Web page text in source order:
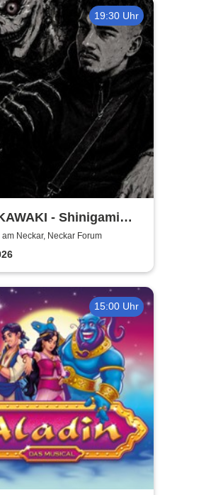
19:30 Uhr
- Shinigami
am Neckar, Neckar Forum
15:00 Uhr